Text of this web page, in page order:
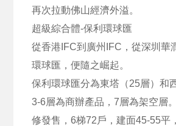
再次拉動佛山經濟外溢。
超級綜合體-保利環球匯
從香港IFC到廣州IFC，從深圳
環球匯，便隨之崛起。
保利環球匯分為東塔（25層）和
3-6層為商辦產品，7層為架空層
修發售，6梯72戶，建面45-55平